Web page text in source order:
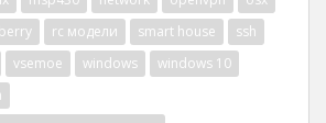
rc модели smart house
ssh
vsemoe windows
windows 10